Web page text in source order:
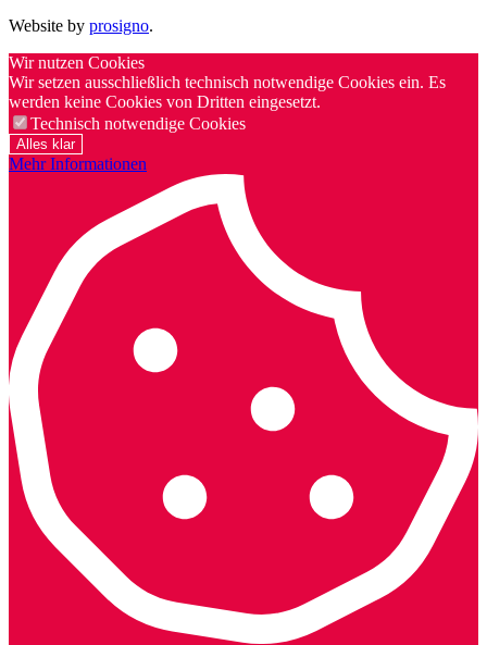
Website by prosigno.
Wir nutzen Cookies
Wir setzen ausschließlich technisch notwendige Cookies ein. Es
werden keine Cookies von Dritten eingesetzt.
Technisch notwendige Cookies
Alles klar
Mehr Informationen